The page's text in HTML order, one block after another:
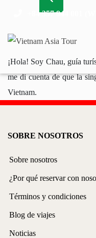
+84 357 944 001
¡Hola! Soy Chau, guía
me di cuenta de que la
Vietnam.
SOBRE NOSOTROS
Sobre nosotros
¿Por qué reservar con
Términos y condiciones
Blog de viajes
Noticias